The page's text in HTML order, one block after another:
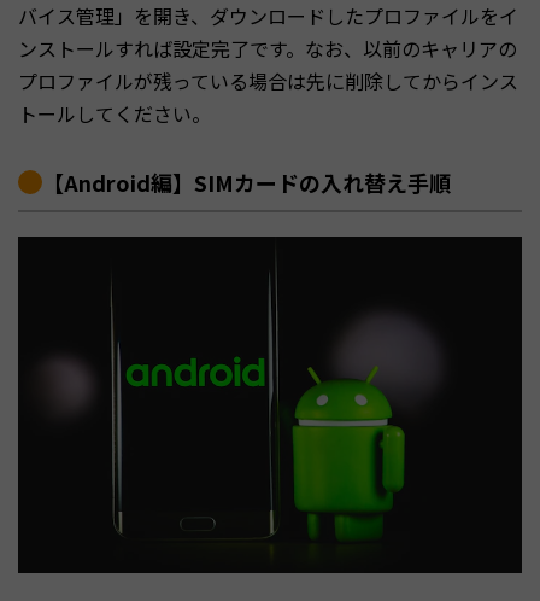
バイス管理」を開き、ダウンロードしたプロファイルをイ
ンストールすれば設定完了です。なお、以前のキャリアの
プロファイルが残っている場合は先に削除してからインス
トールしてください。
【Android編】SIMカードの入れ替え手順